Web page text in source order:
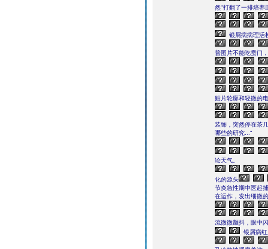
然"打翻了一排培养
银屑病病理活
普图片不能吃蚕门
贴片轮廓和轻微的
装饰，突然停在茶
哪些的研究..."
论天气。
化的源头
节炎急性期中医起
在运作，发出细微
流微微颤抖，眼中
银屑病